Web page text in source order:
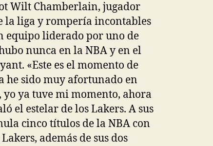
Wilt Chamberlain, jugador
la liga y rompería incontables
equipo liderado por uno de
nunca en la NBA y en el
«Este es el momento de
he sido muy afortunado en
yo ya tuve mi momento, ahora
el estelar de los Lakers. A sus
cinco títulos de la NBA con
además de sus dos